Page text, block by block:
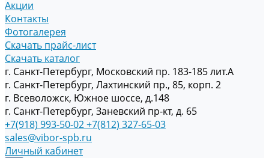
Акции
Контакты
Фотогалерея
Скачать прайс-лист
Скачать каталог
г. Санкт-Петербург, Московский пр. 183-185 лит.А
г. Санкт-Петербург, Лахтинский пр., 85, корп. 2
г. Всеволожск, Южное шоссе, д.148
г. Санкт-Петербург, Заневский пр-кт, д. 65
+7(918) 993-50-02+7(812) 327-65-03
sales@vibor-spb.ru
Личный кабинет